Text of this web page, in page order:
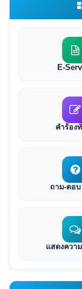
E-
คำร้อง
ถาม-ตอบ
แสดงควา